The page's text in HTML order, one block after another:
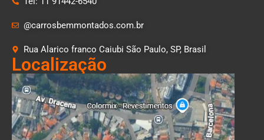
@carrosbemmontados.com.br
Rua Alarico franco Caiubi São Paulo, SP, Brasil
Localização